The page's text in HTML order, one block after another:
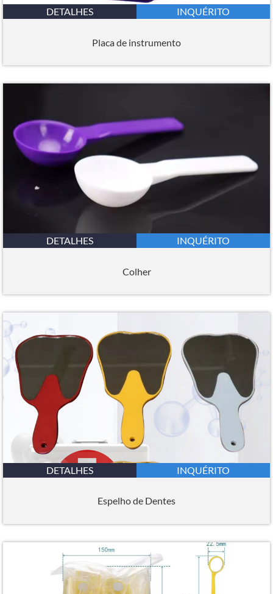
DETALHES INQUÉRITO
Placa de instrumento
DETALHES INQUÉRITO
Colher
DETALHES INQUÉRITO
Espelho de Dentes